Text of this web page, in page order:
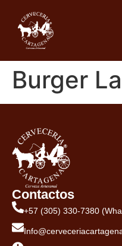
Burger
Contactos
+57 (305) 330-7380